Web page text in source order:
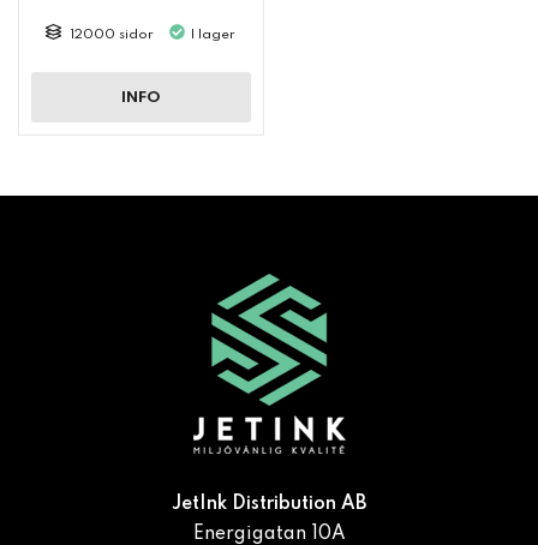
12000 sidor I lager
INFO
JetInk Distribution AB
Energigatan 10A